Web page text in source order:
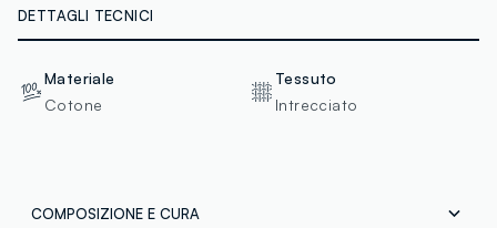
DETTAGLI TECNICI
Materiale
Cotone
Tessuto
Intrecciato
COMPOSIZIONE E CURA